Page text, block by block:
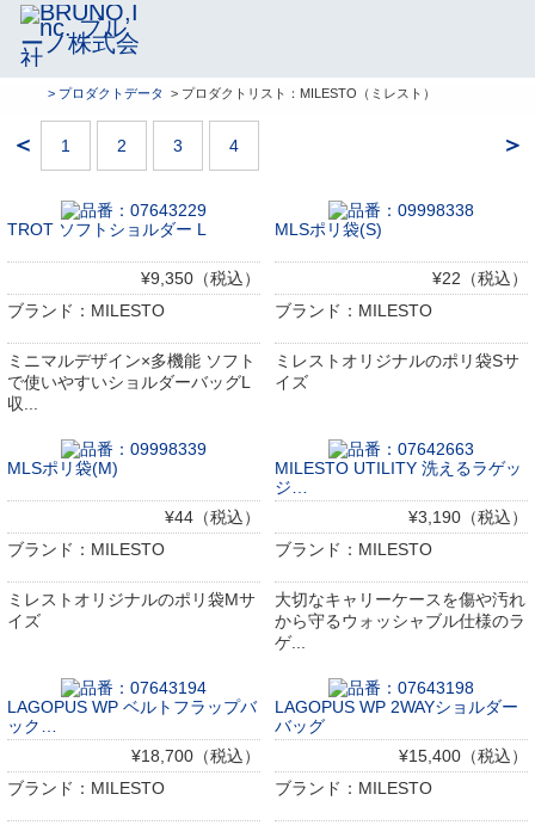
> プロダクトデータ > プロダクトリスト：MILESTO（ミレスト）
1 2 3 4
＜ ＞
TROT ソフトショルダー L
¥9,350（税込）
ブランド：MILESTO
ミニマルデザイン×多機能 ソフト
で使いやすいショルダーバッグL
収...
MLSポリ袋(S)
¥22（税込）
ブランド：MILESTO
ミレストオリジナルのポリ袋Sサ
イズ
MLSポリ袋(M)
¥44（税込）
ブランド：MILESTO
ミレストオリジナルのポリ袋Mサ
イズ
MILESTO UTILITY 洗えるラゲッ
ジ…
¥3,190（税込）
ブランド：MILESTO
大切なキャリーケースを傷や汚れ
から守るウォッシャブル仕様のラ
ゲ...
LAGOPUS WP ベルトフラップバ
ック…
¥18,700（税込）
ブランド：MILESTO
LAGOPUS WP 2WAYショルダー
バッグ
¥15,400（税込）
ブランド：MILESTO